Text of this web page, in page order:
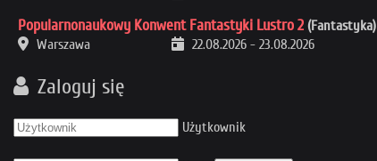
Popularnonaukowy Konwent Fantastyki Lustro 2 (Fantastyka)
Warszawa
22.08.2026 - 23.08.2026
Zaloguj się
Użytkownik